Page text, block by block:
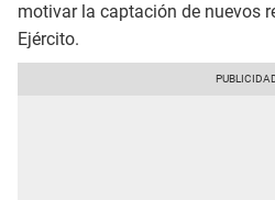
motivar la captación de nuevos
Ejército.